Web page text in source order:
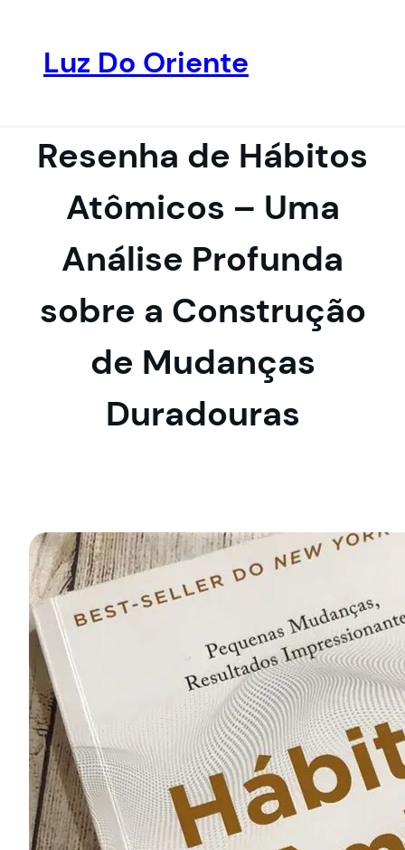
conteúdo
Luz Do Oriente
Resenha de Hábitos
Atômicos – Uma
Análise Profunda
sobre a Construção
de Mudanças
Duradouras